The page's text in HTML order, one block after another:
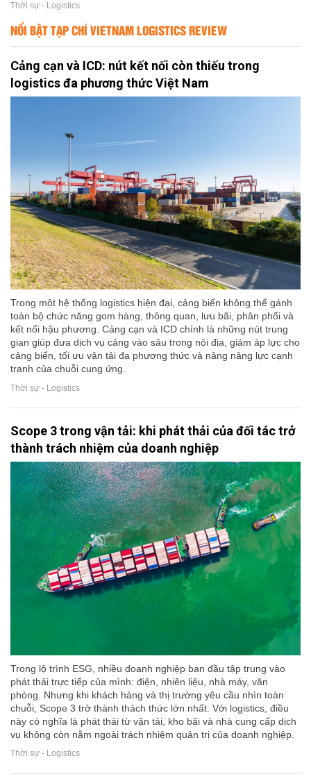
Thời sự - Logistics
NỔI BẬT TẠP CHÍ VIETNAM LOGISTICS REVIEW
Cảng cạn và ICD: nút kết nối còn thiếu trong
logistics đa phương thức Việt Nam
Trong một hệ thống logistics hiện đại, cảng biển không thể gánh
toàn bộ chức năng gom hàng, thông quan, lưu bãi, phân phối và
kết nối hậu phương. Cảng cạn và ICD chính là những nút trung
gian giúp đưa dịch vụ cảng vào sâu trong nội địa, giảm áp lực cho
cảng biển, tối ưu vận tải đa phương thức và nâng năng lực cạnh
tranh của chuỗi cung ứng.
Thời sự - Logistics
Scope 3 trong vận tải: khi phát thải của đối tác trở
thành trách nhiệm của doanh nghiệp
Trong lộ trình ESG, nhiều doanh nghiệp ban đầu tập trung vào
phát thải trực tiếp của mình: điện, nhiên liệu, nhà máy, văn
phòng. Nhưng khi khách hàng và thị trường yêu cầu nhìn toàn
chuỗi, Scope 3 trở thành thách thức lớn nhất. Với logistics, điều
này có nghĩa là phát thải từ vận tải, kho bãi và nhà cung cấp dịch
vụ không còn nằm ngoài trách nhiệm quản trị của doanh nghiệp.
Thời sự - Logistics